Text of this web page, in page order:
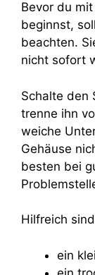
Bevor du
beginnst,
beachten.
nicht sofort
Schalte den
trenne ihn
weiche
Gehäuse
besten bei
Hilfreich
ein